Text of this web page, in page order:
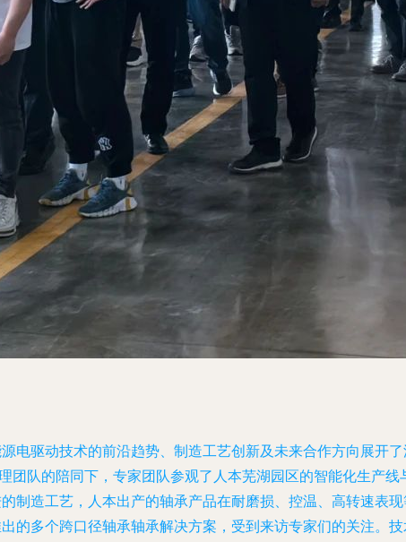
电驱动技术的前沿趋势、制造工艺创新及未来合作方向展开
队的陪同下，专家团队参观了人本芜湖园区的智能化生产线
制造工艺，人本出产的轴承产品在耐磨损、控温、高转速表
的多个跨口径轴承轴承解决方案，受到来访专家们的关注。